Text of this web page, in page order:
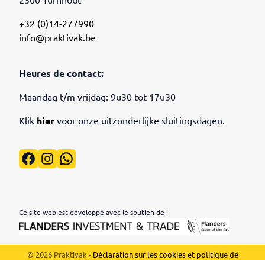
+32 (0)14-277990
info@praktivak.be
Heures de contact:
Maandag t/m vrijdag: 9u30 tot 17u30
Klik hier voor onze uitzonderlijke sluitingsdagen.
Facebook
Instagram
WhatsApp
Ce site web est développé avec le soutien de :
© 2026 Praktivak - Déclaration sur les cookies et politique de